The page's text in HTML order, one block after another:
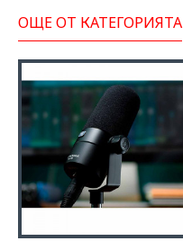
ОЩЕ ОТ КАТЕГОРИЯТА